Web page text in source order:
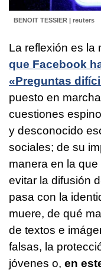
BENOIT TESSIER | reuters
La reflexión es la
que Facebook
«Preguntas
puesto en
cuestiones
y desconocido
sociales; de su
manera en la
evitar la difusión
pasa con la
muere, de qué
de textos e
falsas, la
jóvenes o, en